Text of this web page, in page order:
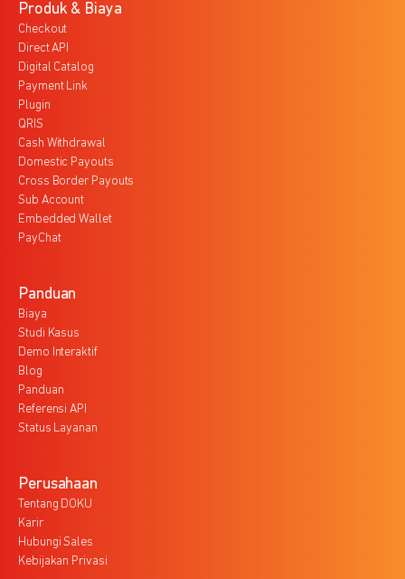
Produk & Biaya
Checkout
Direct API
Digital Catalog
Payment Link
Plugin
QRIS
Cash Withdrawal
Domestic Payouts
Cross Border Payouts
Sub Account
Embedded Wallet
PayChat
Panduan
Biaya
Studi Kasus
Demo Interaktif
Blog
Panduan
Referensi API
Status Layanan
Perusahaan
Tentang DOKU
Karir
Hubungi Sales
Kebijakan Privasi